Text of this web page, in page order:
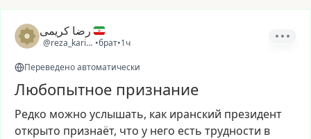
رضا کریمی
@reza_karimi2
•брат•1ч
Переведено автоматически
Любопытное признание
Редко можно услышать, как иранский президент
открыто признаёт, что у него есть трудности в